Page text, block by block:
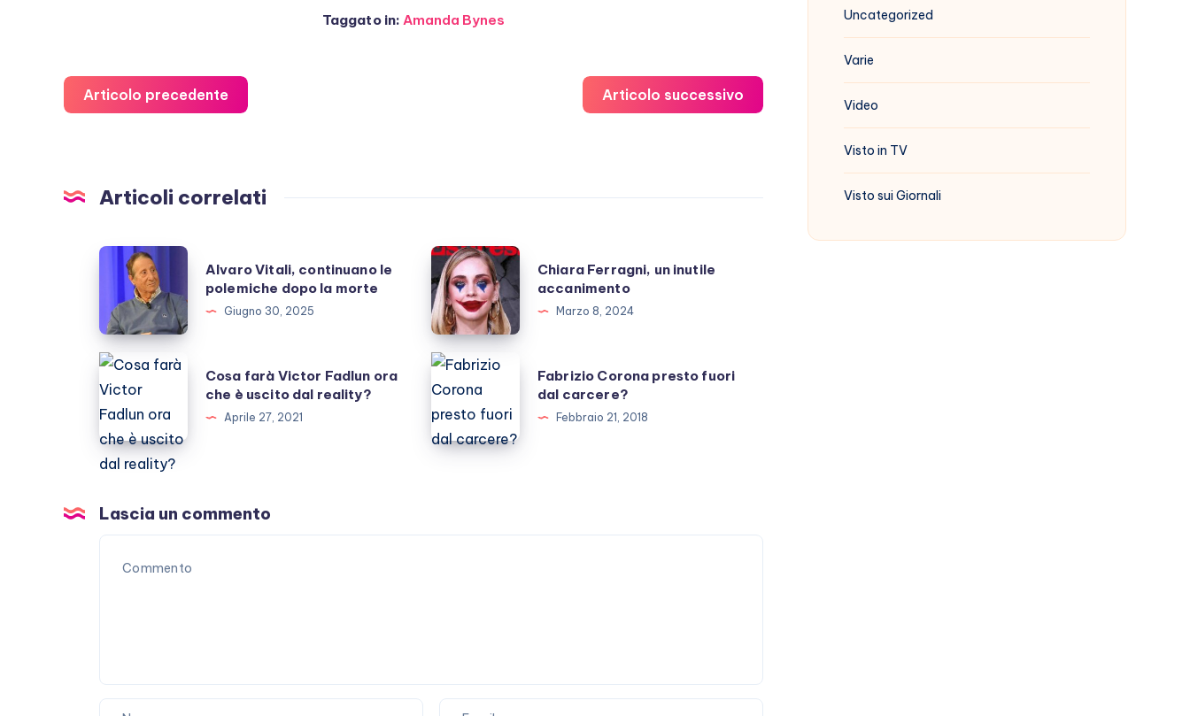
Taggato in: Amanda Bynes
Articolo precedente Articolo successivo
Articoli correlati
Alvaro
Vitali,
continuano
le
polemiche
dopo
la
morte
Alvaro Vitali, continuano le
polemiche dopo la morte
Giugno 30, 2025
Chiara
Ferragni,
un
inutile
accanimento
Chiara Ferragni, un inutile
accanimento
Marzo 8, 2024
Cosa
farà
Victor
Fadlun
ora
è
uscito
Cosa farà Victor Fadlun ora
che è uscito dal reality?
Aprile 27, 2021
Fabrizio
Corona
presto
fuori
Fabrizio Corona presto fuori
dal carcere?
Febbraio 21, 2018
Lascia un commento
Uncategorized
Varie
Video
Visto in TV
Visto sui Giornali